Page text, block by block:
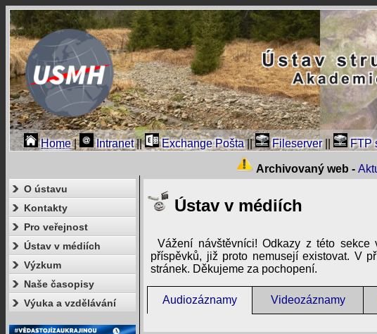
Home| Intranet|| Exchange Pošta || Fileserver|| FTP
Archivovaný web -
O ústavu
Kontakty
Pro veřejnost
Ústav v médiích
Výzkum
Naše časopisy
Výuka a vzdělávání
Ústav v médiích
Vážení návštěvníci! Odkazy z této sekce
příspěvků, již proto nemusejí existovat. V
stránek. Děkujeme za pochopení.
Audiozáznamy Videozáznamy